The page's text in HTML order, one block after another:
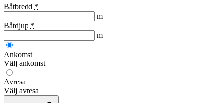
Båtbredd *
m
Båtdjup *
m
Ankomst
Välj ankomst
Avresa
Välj avresa